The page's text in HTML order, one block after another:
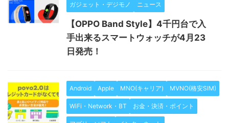
ガジェット・デジモノ ニュース
【OPPO Band Style】4千円台で入
手出来るスマートウォッチが4月23
日発売！
Android Apple MNO(キャリア) MVNO(格安SIM)
WiFi・Network・BT お金・決済・ポイント